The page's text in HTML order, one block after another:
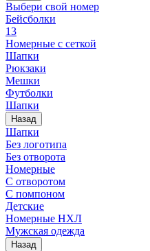
Выбери свой номер
Бейсболки
13
Номерные с сеткой
Шапки
Рюкзаки
Мешки
Футболки
Шапки
Назад
Шапки
Без логотипа
Без отворота
Номерные
С отворотом
С помпоном
Детские
Номерные НХЛ
Мужская одежда
Назад